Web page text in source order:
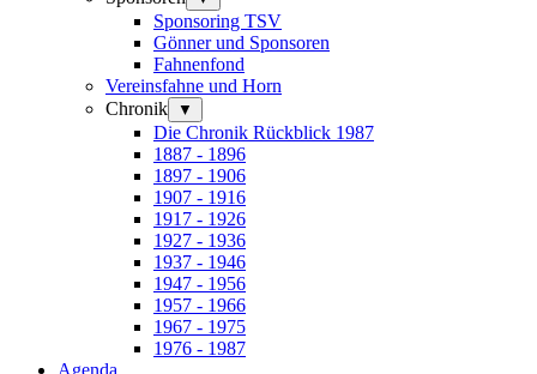
Sponsoring TSV
Gönner und Sponsoren
Fahnenfond
Vereinsfahne und Horn
Chronik
▼
Die Chronik Rückblick 1987
1887 - 1896
1897 - 1906
1907 - 1916
1917 - 1926
1927 - 1936
1937 - 1946
1947 - 1956
1957 - 1966
1967 - 1975
1976 - 1987
Agenda